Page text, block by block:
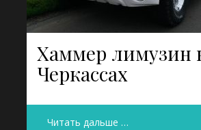
Хаммер лимузин
Черкассах
Читать дальше …